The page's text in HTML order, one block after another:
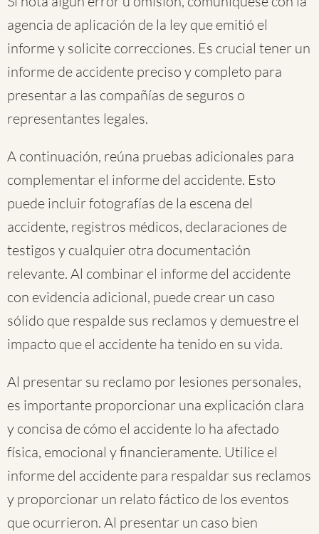
agencia de aplicación de la ley que emitió el
informe y solicite correcciones. Es crucial tener un
informe de accidente preciso y completo para
presentar a las compañías de seguros o
representantes legales.
A continuación, reúna pruebas adicionales para
complementar el informe del accidente. Esto
puede incluir fotografías de la escena del
accidente, registros médicos, declaraciones de
testigos y cualquier otra documentación
relevante. Al combinar el informe del accidente
con evidencia adicional, puede crear un caso
sólido que respalde sus reclamos y demuestre el
impacto que el accidente ha tenido en su vida.
Al presentar su reclamo por lesiones personales,
es importante proporcionar una explicación clara
y concisa de cómo el accidente lo ha afectado
física, emocional y financieramente. Utilice el
informe del accidente para respaldar sus reclamos
y proporcionar un relato fáctico de los eventos
que ocurrieron. Al presentar un caso bien